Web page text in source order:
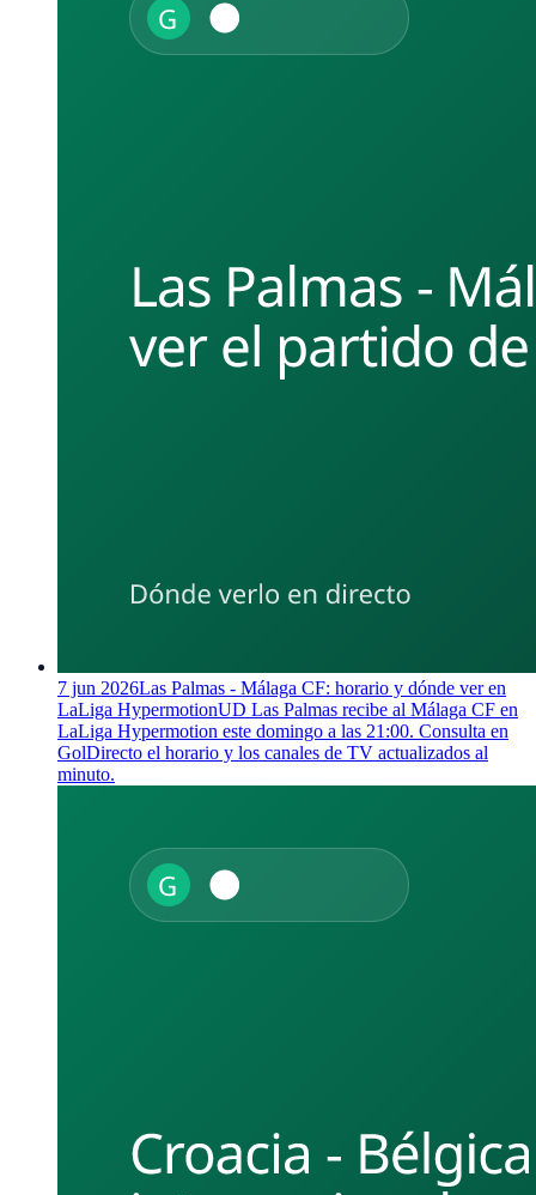
7 jun 2026Las Palmas - Málaga CF: horario y dónde ver en
LaLiga HypermotionUD Las Palmas recibe al Málaga CF en
LaLiga Hypermotion este domingo a las 21:00. Consulta en
GolDirecto el horario y los canales de TV actualizados al
minuto.